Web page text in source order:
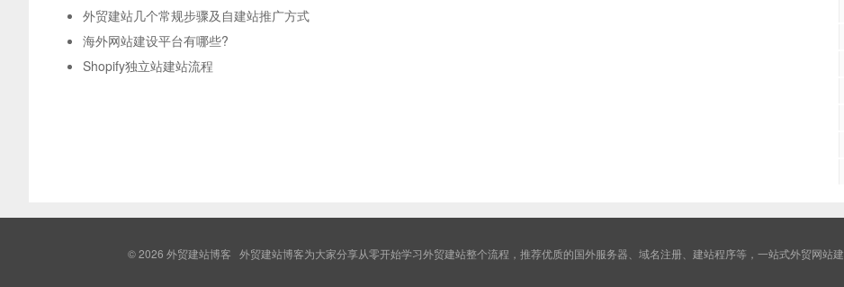
外贸建站几个常规步骤及自建站推广方式
海外网站建设平台有哪些?
Shopify独立站建站流程
© 2026 外贸建站博客 外贸建站博客为大家分享从零开始学习外贸建站整个流程，推荐优质的国外服务器、域名注册、建站程序等，一站式外贸网站